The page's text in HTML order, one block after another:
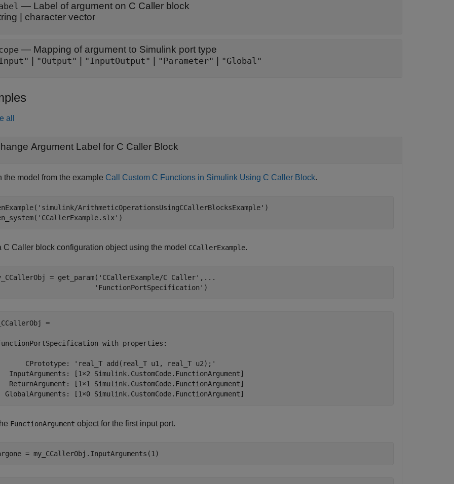
— Label of argument on C Caller block
character vector
— Mapping of argument to Simulink port type
"Output" "InputOutput" "Parameter" "Global"
all
Argument Label for C Caller Block
the model from the example Call Custom C Functions in Simulink Using C Caller Block.
'simulink/ArithmeticOperationsUsingCCallerBlocksExample' )
'CCallerExample.slx' )
C Caller block configuration object using the model CCallerExample.
= get_param( 'CCallerExample/C Caller' , ...
'FunctionPortSpecification' )
=
with properties:
CPrototype: 'real_T add(real_T u1, real_T u2);'
InputArguments: [1×2 Simulink.CustomCode.FunctionArgument]
ReturnArgument: [1×1 Simulink.CustomCode.FunctionArgument]
GlobalArguments: [1×0 Simulink.CustomCode.FunctionArgument]
FunctionArgument object for the first input port.
= my_CCallerObj.InputArguments(1)